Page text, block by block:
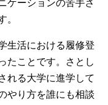
ケーションの苦手さ
。
生活における履修登
たことです。さとし
れる大学に進学して
やり方を誰にも相談